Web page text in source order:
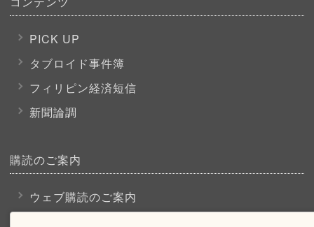
PICK UP
タブロイド事件簿
フィリピン経済短信
新聞論調
購読のご案内
ウェブ購読のご案内